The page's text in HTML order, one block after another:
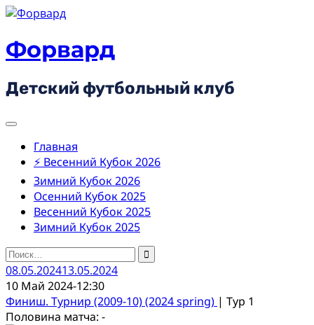
Skip
content
Форвард
Детский футбольный клуб
Главная
⚡ Весенний Кубок 2026
Зимний Кубок 2026
Осенний Кубок 2025
Весенний Кубок 2025
Зимний Кубок 2025
Найти:
08.05.202413.05.2024
10 Май 2024-12:30
Финиш. Турнир (2009-10) (2024 spring) | Тур 1
Половина матча: -